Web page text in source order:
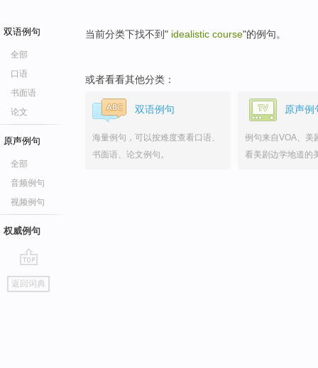
双语例句
全部
口语
书面语
论文
原声例句
全部
音频例句
视频例句
权威例句
go
top
返回词典
当前分类下找不到" idealistic course"的例句。
或者看看其他分类：
双语例句
海量例句，可以按难度查看口语、
书面语、论文例句。
原声例
例句来自VOA、美
看美剧边学地道的